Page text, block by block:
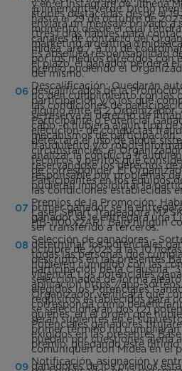
y en el Instagram de Jimena
@jimemonteverde. Dicho
stories destacadas desde el
hasta el 29 de octubre de
enviará un mensaje privado a
momento desde el cual
(tres) días hábiles para
canales de contacto del
midea_arg /, a fin de
Es absoluta responsabilidad
por los medios ofrecidos con
el plazo, el ganador perderá
premio pudiendo el
del mismo.
Descalificación: Quedarán
descalificados de la
no den cumplimiento con las
participación y/o los que
las condiciones de
alguno ante el 2
se reserva el derecho de
Participante o Potencial
cabo -o hubiera algún tipo de
ejecución- de conductas
mecanismos de participación;
detectara el uso de algún
fraudulento y/o robot
circunstancias, el
analizar la conducta
técnicos y peritos que
reservándose los derechos
de corresponder. El
responsable por problemas
Participantes en los equipos
pudieran imposibilitar la
las condiciones establecidas
Premios de la Promoción:
primer ganador se le
Laser Smart Trapeadora M7
ganador se le entregará una
HB-1100X2AR1. Bajo ningún
ser transferido a terceros.
Selección de ganadores -
determinar los potenciales
octubre de 2023 a las 10
todas las personas que
descriptos en las presentes
hubieren cumplido con las
participación de la Cláusula
vigencia. Los potenciales
seleccionados de forma
aplicación https://app-
elegidos los Potenciales
Organizador verificará que
requisitos establecidos para
corresponda como
se seleccionarán dos (2)
quienes, en el orden que
serán suplentes en el
Potenciales ganadores
primer término no
exigidos en las presentes
puedan por cuestiones ajena
premio, quedando este
comuniquen con Midea en el
Notificación, asignación y
ganadores de los premios